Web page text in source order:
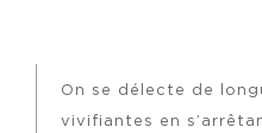
On se délecte de
vivifiantes en